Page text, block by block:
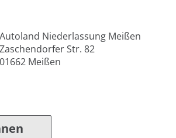
Autoland Niederlassung Meißen
Zaschendorfer Str. 82
01662 Meißen